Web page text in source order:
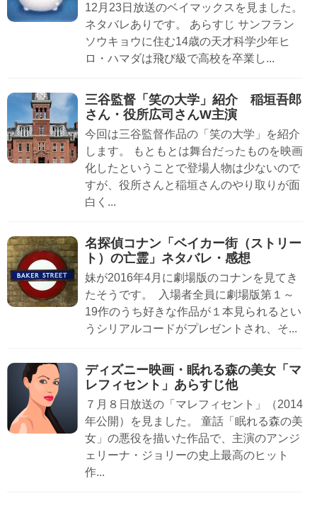
12月23日放送のベイマックスを見ました。
ネタバレありです。 あらすじ サンフラン
ソウキョウに住む14歳の天才科学少年ヒ
ロ・ハマダは飛び級で高校を卒業し...
三谷監督「笑の大学」紹介 稲垣吾郎
さん・役所広司さんW主演
今回は三谷監督作品の「笑の大学」を紹介
します。 もともとは舞台だったものを映画
化したということで登場人物は少ないので
すが、役所さんと稲垣さんのやり取りが面
白く...
名探偵コナン「ベイカー街（ストリー
ト）の亡霊」ネタバレ・感想
妹が2016年4月に劇場版のコナンを見てき
たそうです。 入場者全員に劇場版第１～
19作のうち好きな作品が１本見られるとい
うシリアルコードがプレゼントされ、そ...
ディズニー映画・眠れる森の美女「マ
レフィセント」あらすじ他
７月８日放送の「マレフィセント」（2014
年公開）を見ました。 童話「眠れる森の美
女」の悪役を描いた作品で、主演のアンジ
ェリーナ・ジョリーの史上最高のヒット
作...